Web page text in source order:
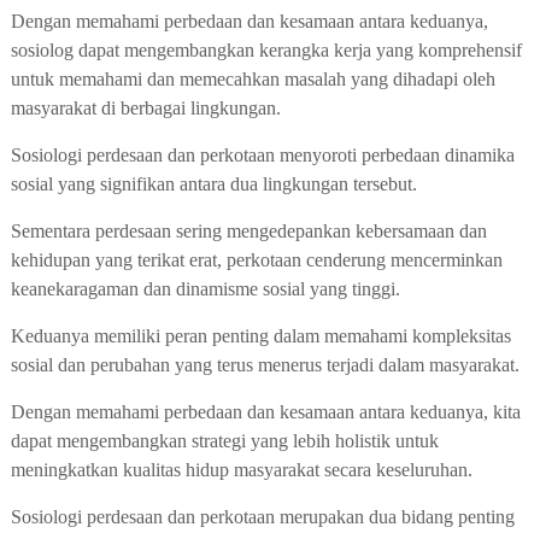
Dengan memahami perbedaan dan kesamaan antara keduanya,
sosiolog dapat mengembangkan kerangka kerja yang komprehensif
untuk memahami dan memecahkan masalah yang dihadapi oleh
masyarakat di berbagai lingkungan.
Sosiologi perdesaan dan perkotaan menyoroti perbedaan dinamika
sosial yang signifikan antara dua lingkungan tersebut.
Sementara perdesaan sering mengedepankan kebersamaan dan
kehidupan yang terikat erat, perkotaan cenderung mencerminkan
keanekaragaman dan dinamisme sosial yang tinggi.
Keduanya memiliki peran penting dalam memahami kompleksitas
sosial dan perubahan yang terus menerus terjadi dalam masyarakat.
Dengan memahami perbedaan dan kesamaan antara keduanya, kita
dapat mengembangkan strategi yang lebih holistik untuk
meningkatkan kualitas hidup masyarakat secara keseluruhan.
Sosiologi perdesaan dan perkotaan merupakan dua bidang penting